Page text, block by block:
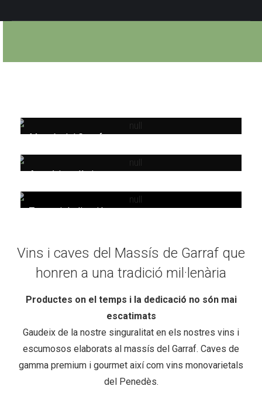
Massís del Garraf
Artesà i ecològic
Temps i dedicació
Vins i caves del Massís de Garraf que
honren a una tradició mil·lenària
Productes on el temps i la dedicació no són mai
escatimats
Gaudeix de la nostre singuralitat en els nostres vins i
escumosos elaborats al massís del Garraf. Caves de
gamma premium i gourmet així com vins monovarietals
del Penedès.